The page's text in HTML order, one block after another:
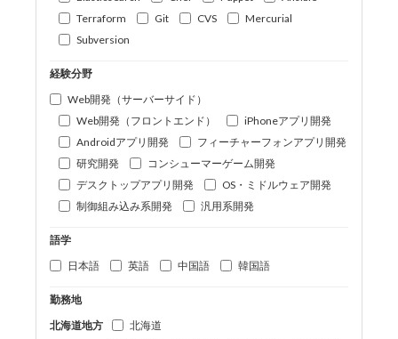
Terraform
Git CVS
Mercurial
Subversion
経験分野
Web開発（サーバーサイド）
Web開発（フロントエンド）
iPhoneアプリ開発
Androidアプリ開発
フィーチャーフォンアプリ開発
研究開発
コンシューマーゲーム開発
デスクトップアプリ開発
OS・ミドルウェア開発
制御組み込み系開発
汎用系開発
語学
日本語
英語 中国語 韓国語
勤務地
北海道地方
北海道